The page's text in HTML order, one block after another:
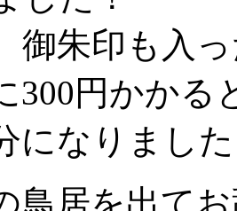
御朱印も入
300円かかる
になりまし
鳥居を出て